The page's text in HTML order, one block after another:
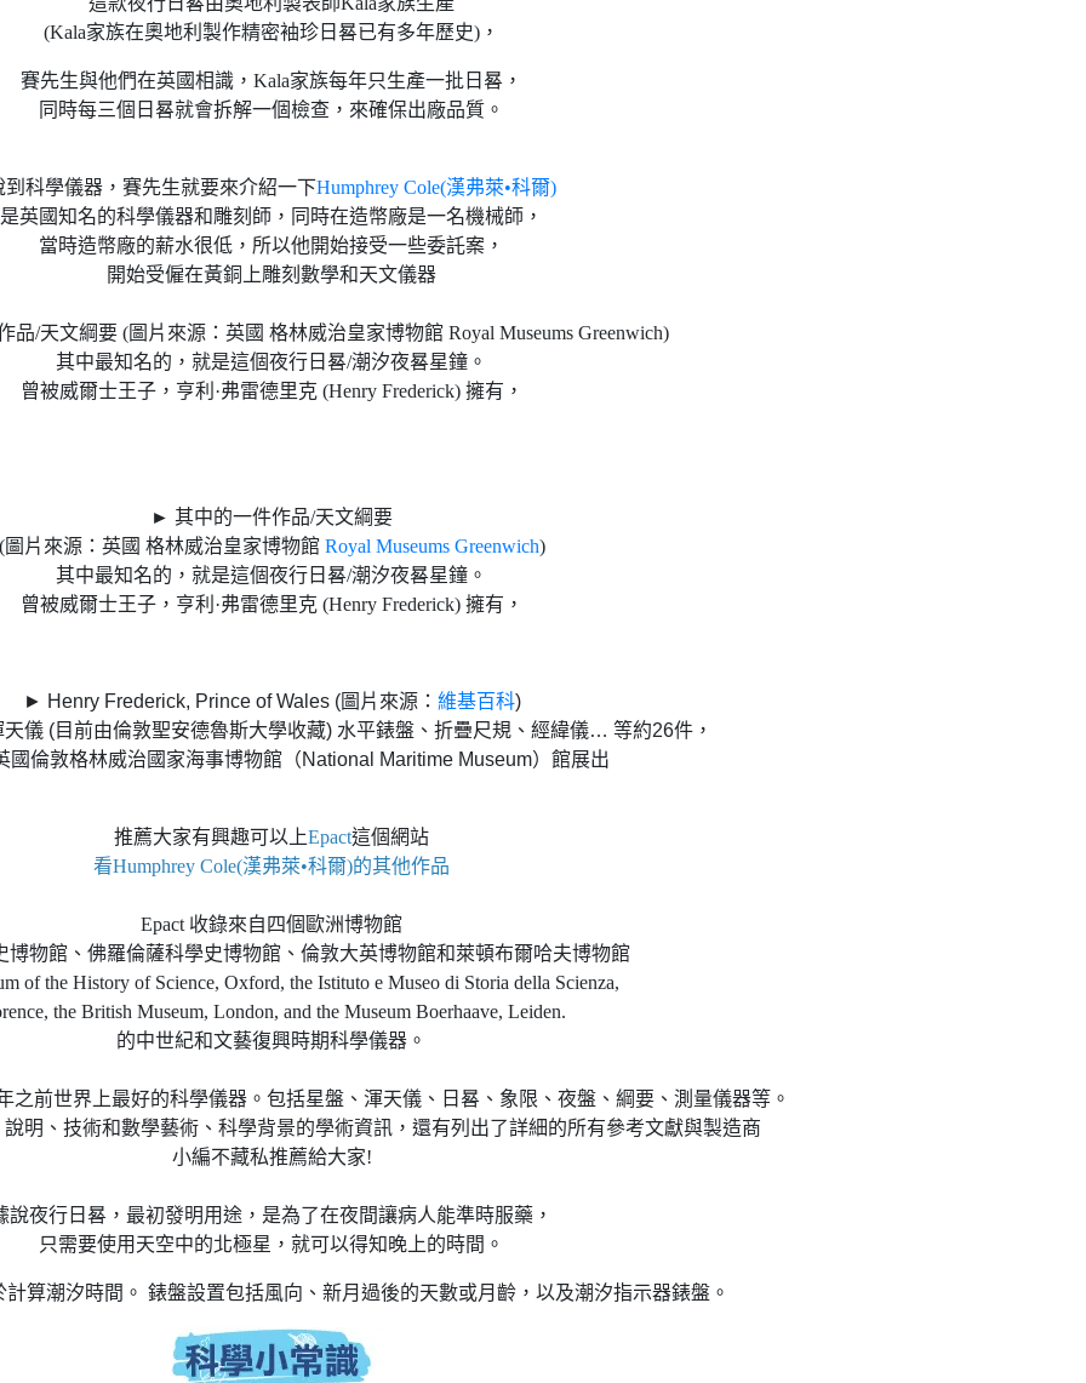
(Kala家族在奧地利製作精密袖珍日晷已有多年歷史)，
賽先生與他們在英國相識，Kala家族每年只生產一批日晷，
同時每三個日晷就會拆解一個檢查，來確保出廠品質。
到科學儀器，賽先生就要來介紹一下Humphrey Cole(漢弗萊•科爾)
是英國知名的科學儀器和雕刻師，同時在造幣廠是一名機械師，
當時造幣廠的薪水很低，所以他開始接受一些委託案，
開始受僱在黃銅上雕刻數學和天文儀器
/天文綱要 (圖片來源：英國 格林威治皇家博物館 Royal Museums Greenwich)
其中最知名的，就是這個夜行日晷/潮汐夜晷星鐘。
曾被威爾士王子，亨利·弗雷德里克 (Henry Frederick) 擁有，
► 其中的一件作品/天文綱要
圖片來源：英國 格林威治皇家博物館Royal Museums Greenwich)
其中最知名的，就是這個夜行日晷/潮汐夜晷星鐘。
曾被威爾士王子，亨利·弗雷德里克 (Henry Frederick) 擁有，
► Henry Frederick, Prince of Wales (圖片來源： 維基百科)
儀 (目前由倫敦聖安德魯斯大學收藏) 水平錶盤、折疊尺規、經緯儀… 等約26件，
國倫敦格林威治國家海事博物館（National Maritime Museum）館展出
推薦大家有興趣可以上Epact這個網站
看Humphrey Cole(漢弗萊•科爾)的其他作品
Epact 收錄來自四個歐洲博物館
博物館、佛羅倫薩科學史博物館、倫敦大英博物館和萊頓布爾哈夫博物館
of the History of Science, Oxford, the Istituto e Museo di Storia della Scienza,
the British Museum, London, and the Museum Boerhaave, Leiden.
的中世紀和文藝復興時期科學儀器。
之前世界上最好的科學儀器。包括星盤、渾天儀、日晷、象限、夜盤、綱要、測量儀器等。
明、技術和數學藝術、科學背景的學術資訊，還有列出了詳細的所有參考文獻與製造商
小編不藏私推薦給大家!
說夜行日晷，最初發明用途，是為了在夜間讓病人能準時服藥，
只需要使用天空中的北極星，就可以得知晚上的時間。
算潮汐時間。 錶盤設置包括風向、新月過後的天數或月齡，以及潮汐指示器錶盤。